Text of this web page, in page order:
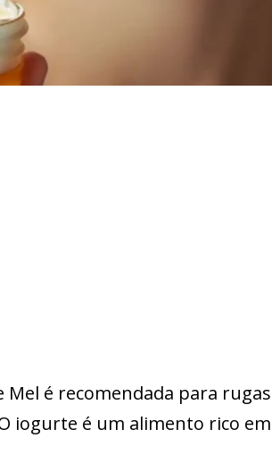
é recomendada para
iogurte é um alimento rico